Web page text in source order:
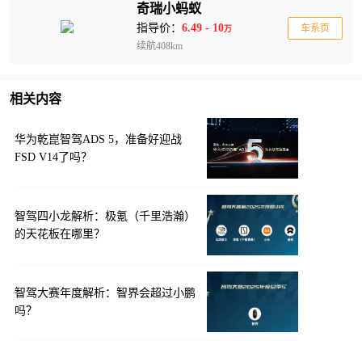
奇瑞小蚂蚁
指导价： 6.49 - 10万
续航408km
车系页
相关内容
华为乾崑智驾ADS 5，准备好迎战
FSD V14了吗？
智驾四小龙解析：极氪（千里浩瀚）
的天花板在哪里？
智驾大赛年度解析：智界会超过小鹏
吗？